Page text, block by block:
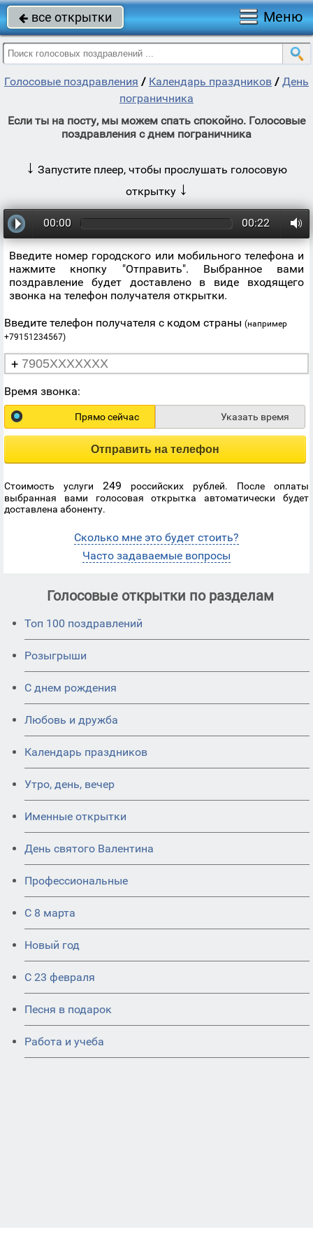
 все открытки Меню
Голосовые поздравления / Календарь праздников / День
пограничника
Если ты на посту, мы можем спать спокойно. Голосовые
поздравления с днем пограничника
↓ Запустите плеер, чтобы прослушать голосовую
открытку ↓
00:00 00:22
Введите номер городского или мобильного телефона и
нажмите кнопку "Отправить". Выбранное вами
поздравление будет доставлено в виде входящего
звонка на телефон получателя открытки.
Введите телефон получателя с кодом страны (например
+79151234567)
+
Время звонка:
Прямо сейчас Указать время
Отправить на телефон
Стоимость услуги 249 российских рублей. После оплаты
выбранная вами голосовая открытка автоматически будет
доставлена абоненту.
Сколько мне это будет стоить?
Часто задаваемые вопросы
Голосовые открытки по разделам
Топ 100 поздравлений
Розыгрыши
С днем рождения
Любовь и дружба
Календарь праздников
Утро, день, вечер
Именные открытки
День святого Валентина
Профессиональные
С 8 марта
Новый год
С 23 февраля
Песня в подарок
Работа и учеба